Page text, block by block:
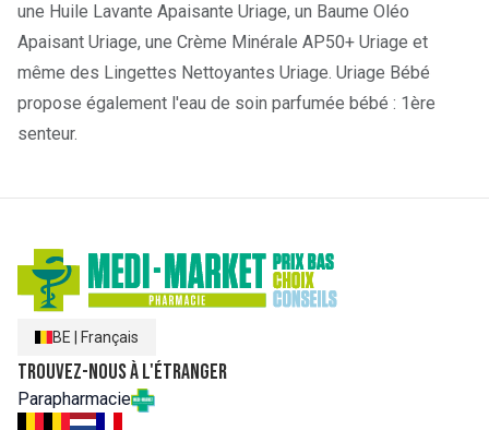
une Huile Lavante Apaisante Uriage, un Baume Oléo
Apaisant Uriage, une Crème Minérale AP50+ Uriage et
même des Lingettes Nettoyantes Uriage. Uriage Bébé
propose également l'eau de soin parfumée bébé : 1ère
senteur.
BE Français
Trouvez-nous à l'étranger
Parapharmacie